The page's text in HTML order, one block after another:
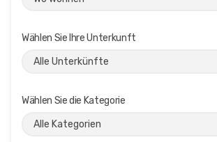
Wählen Sie Ihre Unterkunft
Wählen Sie die Kategorie